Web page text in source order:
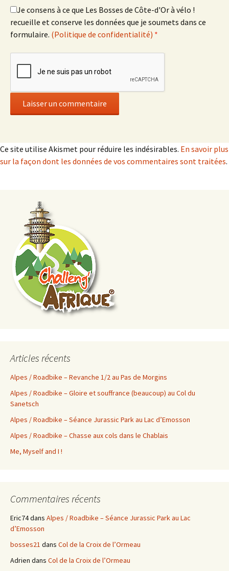
Je consens à ce que Les Bosses de Côte-d'Or à vélo !
recueille et conserve les données que je soumets dans ce
formulaire. (Politique de confidentialité) *
Ce site utilise Akismet pour réduire les indésirables. En savoir plus
sur la façon dont les données de vos commentaires sont traitées.
Articles récents
Alpes / Roadbike – Revanche 1/2 au Pas de Morgins
Alpes / Roadbike – Gloire et souffrance (beaucoup) au Col du
Sanetsch
Alpes / Roadbike – Séance Jurassic Park au Lac d’Emosson
Alpes / Roadbike – Chasse aux cols dans le Chablais
Me, Myself and I !
Commentaires récents
Eric74dans Alpes / Roadbike – Séance Jurassic Park au Lac
d’Emosson
bosses21 dans Col de la Croix de l’Ormeau
Adrien dans Col de la Croix de l’Ormeau